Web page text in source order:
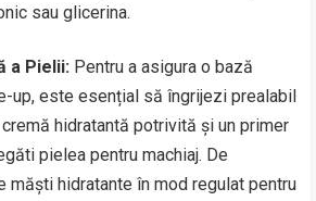
sau glicerina.
a Pielii: Pentru a asigura o bază
up, este esențial să îngrijezi prealabil
hidratantă potrivită și un primer
pielea pentru machiaj. De
măști hidratante în mod regulat pentru